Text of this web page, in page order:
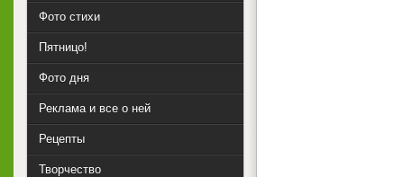
Фото стихи
Пятницо!
Фото дня
Реклама и все о ней
Рецепты
Творчество